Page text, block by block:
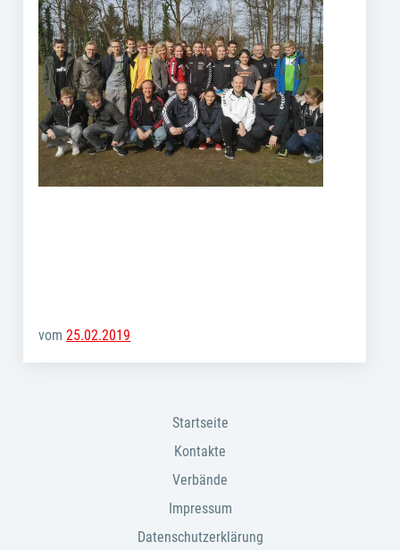
vom25.02.2019
Startseite
Kontakte
Verbände
Impressum
Datenschutzerklärung